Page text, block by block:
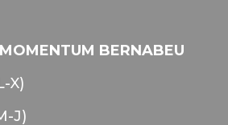
BERNABEU
X)
J)